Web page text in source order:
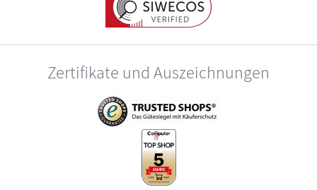
Zertifikate und Auszeichnungen